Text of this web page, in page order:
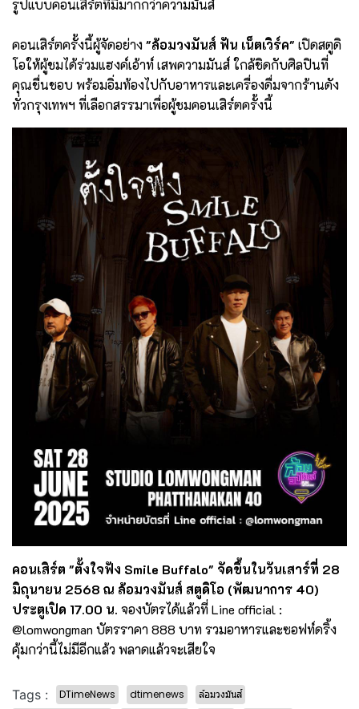
รูปแบบคอนเสิร์ตที่มีมากกว่าความมันส์
คอนเสิร์ตครั้งนี้ผู้จัดอย่าง"ล้อมวงมันส์ ฟัน เน็ตเวิร์ค" เปิดสตูดิ
โอให้ผู้ชมได้ร่วมแฮงค์เอ้าท์ เสพความมันส์ ใกล้ชิดกับศิลปินที่
คุณชื่นชอบ พร้อมอิ่มท้องไปกับอาหารและเครื่องดื่มจากร้านดัง
ทั่วกรุงเทพฯ ที่เลือกสรรมาเพื่อผู้ชมคอนเสิร์ตครั้งนี้
คอนเสิร์ต "ตั้งใจฟัง Smile Buffalo" จัดขึ้นในวันเสาร์ที่ 28
มิถุนายน 2568 ณ ล้อมวงมันส์ สตูดิโอ (พัฒนาการ 40)
ประตูเปิด 17.00 น. จองบัตรได้แล้วที่ Line official :
@lomwongman บัตรราคา 888 บาท รวมอาหารและซอฟท์ดริ้ง
คุ้มกว่านี้ไม่มีอีกแล้ว พลาดแล้วจะเสียใจ
Tags : DTimeNews dtimenews
ล้อมวงมันส์